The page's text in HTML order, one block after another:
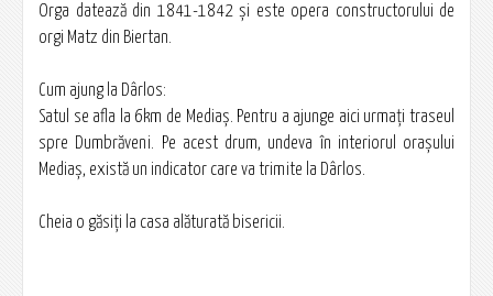
Orga datează din 1841-1842 şi este opera constructorului de
orgi Matz din Biertan.
Cum ajung la Dârlos:
Satul se afla la 6km de Mediaş. Pentru a ajunge aici urmaţi traseul
spre Dumbrăveni. Pe acest drum, undeva în interiorul oraşului
Mediaş, există un indicator care va trimite la Dârlos.
Cheia o găsiţi la casa alăturată bisericii.